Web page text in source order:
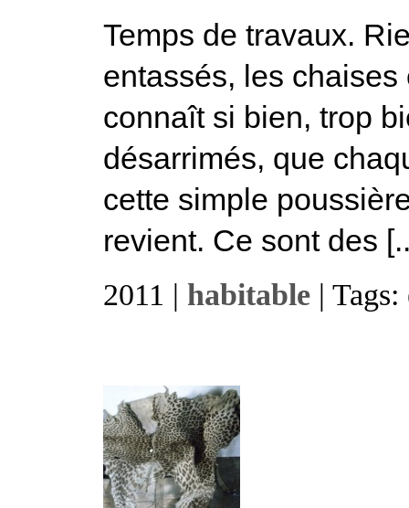
Temps de travaux.
entassés, les chaises
connaît si bien, trop
désarrimés, que
cette simple
revient. Ce sont des
2011 | habitable | Tags: